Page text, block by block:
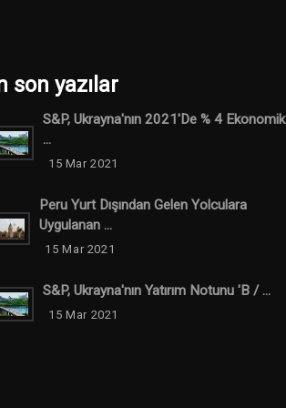
son yazılar
S&P, Ukrayna'nın 2021'de % 4 Ekonomik
...
15 Mar 2021
Peru Yurt Dışından Gelen Yolculara
Uygulanan ...
15 Mar 2021
S&P, Ukrayna'nın Yatırım Notunu 'B / ...
15 Mar 2021